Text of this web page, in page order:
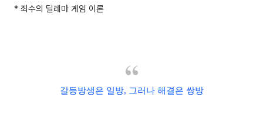
* 죄수의 딜레마 게임 이론
갈등방생은 일방, 그러나 해결은 쌍방